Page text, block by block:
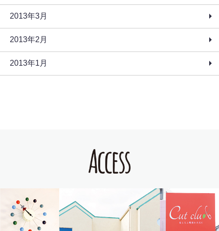
2013年3月
2013年2月
2013年1月